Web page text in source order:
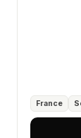
France